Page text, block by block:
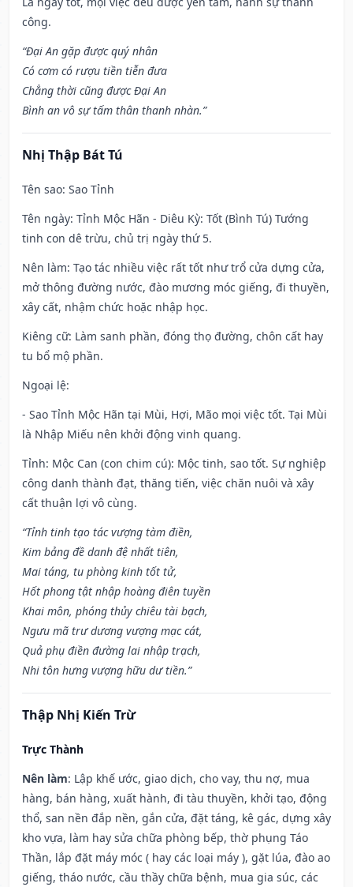
công.
“Đại An gặp được quý nhân
Có cơm có rượu tiền tiễn đưa
Chẳng thời cũng được Đại An
Bình an vô sự tấm thân thanh nhàn.”
Nhị Thập Bát Tú
Tên sao: Sao Tỉnh
Tên ngày: Tỉnh Mộc Hãn - Diêu Kỳ: Tốt (Bình Tú) Tướng
tinh con dê trừu, chủ trị ngày thứ 5.
Nên làm: Tạo tác nhiều việc rất tốt như trổ cửa dựng cửa,
mở thông đường nước, đào mương móc giếng, đi thuyền,
xây cất, nhậm chức hoặc nhập học.
Kiêng cữ: Làm sanh phần, đóng thọ đường, chôn cất hay
tu bổ mộ phần.
Ngoại lệ:
- Sao Tỉnh Mộc Hãn tại Mùi, Hợi, Mão mọi việc tốt. Tại Mùi
là Nhập Miếu nên khởi động vinh quang.
Tỉnh: Mộc Can (con chim cú): Mộc tinh, sao tốt. Sự nghiệp
công danh thành đạt, thăng tiến, việc chăn nuôi và xây
cất thuận lợi vô cùng.
“Tỉnh tinh tạo tác vượng tàm điền,
Kim bảng đề danh đệ nhất tiên,
Mai táng, tu phòng kinh tốt tử,
Hốt phong tật nhập hoàng điên tuyền
Khai môn, phóng thủy chiêu tài bạch,
Ngưu mã trư dương vượng mạc cát,
Quả phụ điền đường lai nhập trạch,
Nhi tôn hưng vượng hữu dư tiền.”
Thập Nhị Kiến Trừ
Trực Thành
Nên làm: Lập khế ước, giao dịch, cho vay, thu nợ, mua
hàng, bán hàng, xuất hành, đi tàu thuyền, khởi tạo, động
thổ, san nền đắp nền, gắn cửa, đặt táng, kê gác, dựng xây
kho vựa, làm hay sửa chữa phòng bếp, thờ phụng Táo
Thần, lắp đặt máy móc ( hay các loại máy ), gặt lúa, đào ao
giếng, tháo nước, cầu thầy chữa bệnh, mua gia súc, các